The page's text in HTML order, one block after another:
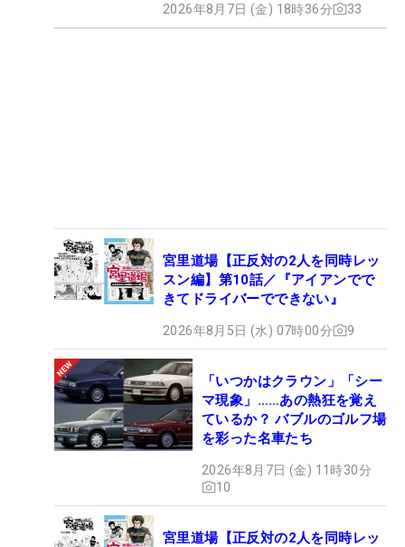
2026年8月7日 (金) 18時36分 33
宮里道場【正反対の2人を同時レッ
スン編】第10話／『アイアンでで
きてドライバーでできない』
2026年8月5日 (水) 07時00分 9
「いつかはクラウン」「シー
マ現象」……あの熱狂を覚え
ているか？ バブルのゴルフ場
を彩った名車たち
2026年8月7日 (金) 11時30分
10
宮里道場【正反対の2人を同時レッ